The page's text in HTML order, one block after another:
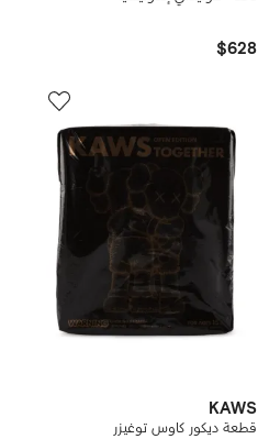
$628
KAWS
قطعة ديكور كاوس توغيزر